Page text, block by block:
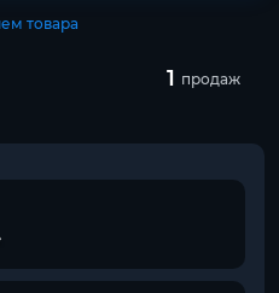
1 продаж
товара